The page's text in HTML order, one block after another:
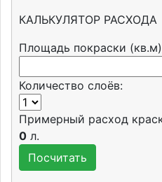
КАЛЬКУЛЯТОР РАСХОДА
Площадь покраски
Количество слоёв:
Примерный расход
0 л.